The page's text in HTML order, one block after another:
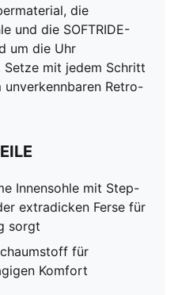
die
und die SOFTRIDE-
um die Uhr
Setze mit jedem Schritt
Retro-
Innensohle mit Step-
extradicken Ferse für
sorgt
für
Komfort